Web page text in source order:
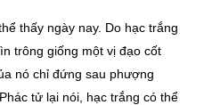
thấy ngày nay. Do hạc trắng
trông giống một vị đạo cốt
nó chỉ đứng sau phượng
tử lại nói, hạc trắng có thể